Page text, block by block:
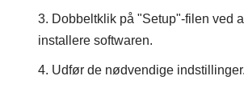
3. Dobbeltklik på "Setup"-filen ved
installere softwaren.
4. Udfør de nødvendige indstillinger.